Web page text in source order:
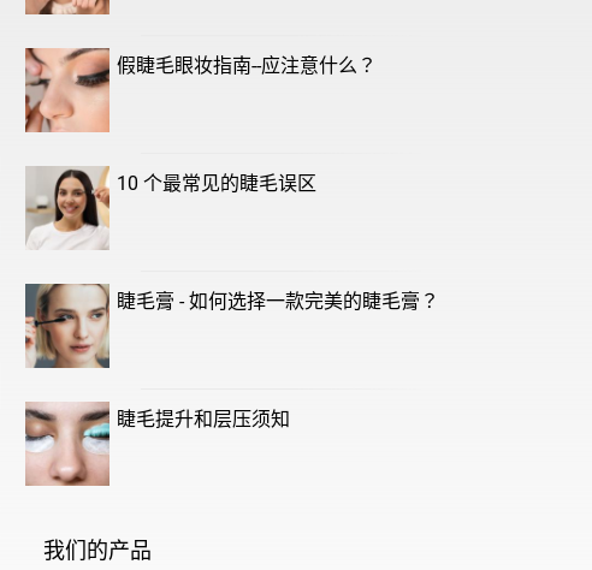
假睫毛眼妆指南--应注意什么？
10 个最常见的睫毛误区
睫毛膏 - 如何选择一款完美的睫毛膏？
睫毛提升和层压须知
我们的产品